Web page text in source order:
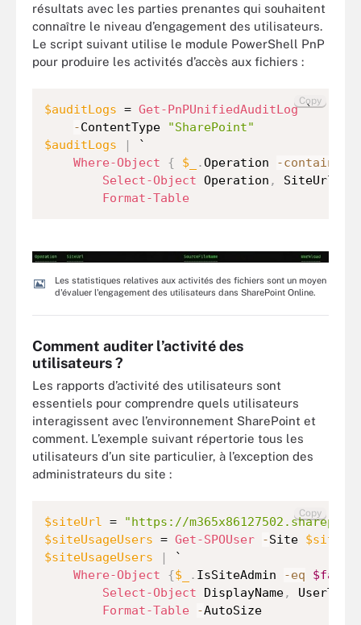
résultats avec les parties prenantes qui souhaitent
connaître le niveau d’engagement des utilisateurs.
Le script suivant utilise le module PowerShell PnP
pour produire les activités d’accès aux fichiers :
$auditLogs = Get-PnPUnifiedAuditLog `
-ContentType
"SharePoint"
$auditLogs
|
`
Where-Object
{ $_ .Operation -contains
Select-Object Operation , SiteUrl
Format-Table
Copy
Les statistiques relatives aux activités des fichiers sont un moyen
d'évaluer l'engagement des utilisateurs dans SharePoint Online.
Comment auditer l’activité des
utilisateurs ?
Les rapports d’activité des utilisateurs sont
essentiels pour comprendre quels utilisateurs
interagissent avec l’environnement SharePoint et
comment. L’exemple suivant répertorie tous les
utilisateurs d’un site particulier, à l’exception des
administrateurs du site :
$siteUrl =
"https://
$siteUsageUsers = Get-SPOUser -Site
$siteUsageUsers
|
`
Where-Object
{$_ . IsSiteAdmin -eq $false
Select-Object DisplayName,
Format-Table
-AutoSize
Copy